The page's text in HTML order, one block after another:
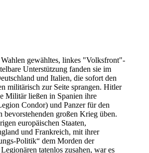
gewähltes, linkes "Volksfront"-
Unterstützung fanden sie im
und Italien, die sofort den
militärisch zur Seite sprangen. Hitler
Militär ließen in Spanien ihre
Condor) und Panzer für den
bevorstehenden großen Krieg üben.
europäischen Staaten,
und Frankreich, mit ihrer
Politik“ dem Morden der
tatenlos zusahen, war es